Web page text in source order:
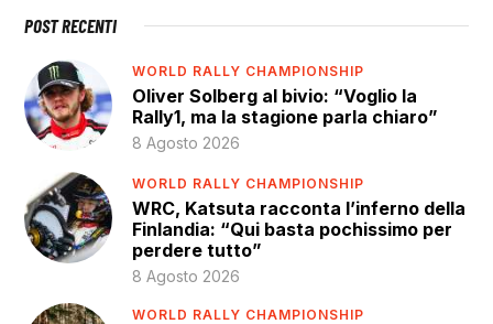
POST RECENTI
WORLD RALLY CHAMPIONSHIP
Oliver Solberg al bivio: “Voglio la
Rally1, ma la stagione parla chiaro”
8 Agosto 2026
WORLD RALLY CHAMPIONSHIP
WRC, Katsuta racconta l’inferno della
Finlandia: “Qui basta pochissimo per
perdere tutto”
8 Agosto 2026
WORLD RALLY CHAMPIONSHIP